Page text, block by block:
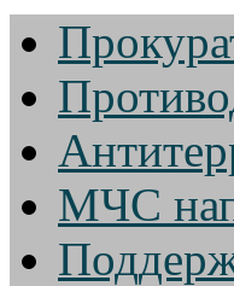
МЧС